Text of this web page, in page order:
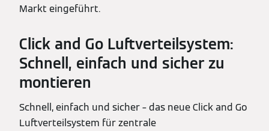
Markt eingeführt.
Click and Go Luftverteilsystem:
Schnell, einfach und sicher zu
montieren
Schnell, einfach und sicher – das neue Click and Go
Luftverteilsystem für zentrale